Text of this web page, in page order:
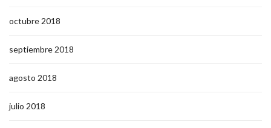
octubre 2018
septiembre 2018
agosto 2018
julio 2018